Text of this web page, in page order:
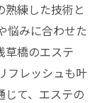
熟練した技術と
悩みに合わせた
草橋のエステ
フレッシュも叶
じて、エステの